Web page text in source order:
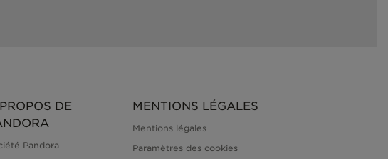
DE
Pandora
MENTIONS LÉGALES
Mentions légales
Paramètres des cookies